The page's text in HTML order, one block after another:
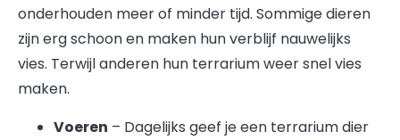
onderhouden meer of minder tijd. Sommige dieren
zijn erg schoon en maken hun verblijf nauwelijks
vies. Terwijl anderen hun terrarium weer snel vies
maken.
Voeren – Dagelijks geef je een terrarium dier